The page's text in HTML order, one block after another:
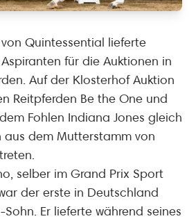
Quintessential lieferte
für die Auktionen in
Auf der Klosterhof Auktion
Reitpferden Be the One und
Fohlen Indiana Jones gleich
aus dem Mutterstamm von
selber im Grand Prix Sport
der erste in Deutschland
Er lieferte während seines